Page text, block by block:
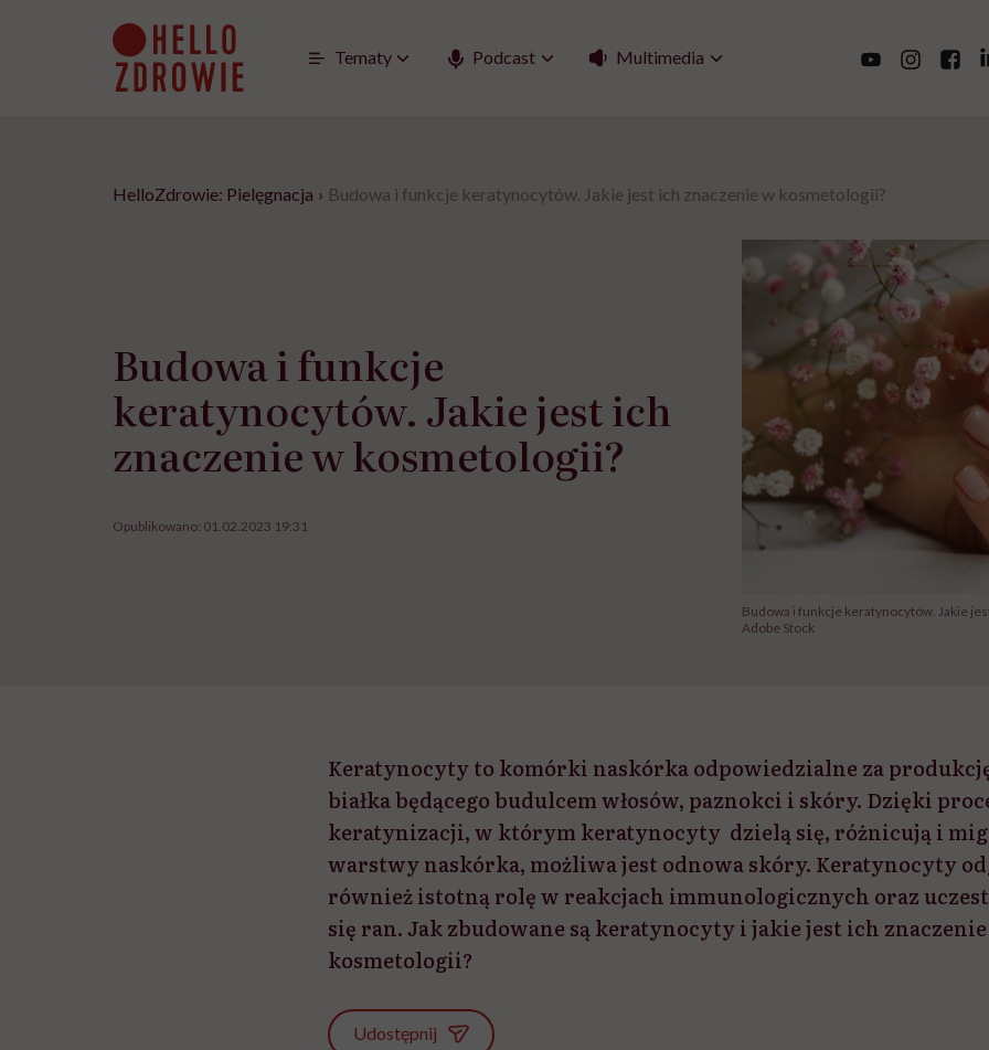
Tematy Podcast Multimedia
HelloZdrowie: Pielęgnacja › Budowa i funkcje keratynocytów. Jakie jest ich znaczenie w kosmetologii?
Budowa i funkcje
keratynocytów. Jakie jest ich
znaczenie w kosmetologii?
Opublikowano: 01.02.2023 19:31
Budowa i funkcje keratynocytów. Jakie
Adobe Stock
Keratynocyty to komórki naskórka odpowiedzialne za
białka będącego budulcem włosów, paznokci i skóry. Dzięki
keratynizacji, w którym keratynocyty dzielą się, różnicują i
warstwy naskórka, możliwa jest odnowa skóry. Keratynocyty
również istotną rolę w reakcjach immunologicznych oraz
się ran. Jak zbudowane są keratynocyty i jakie jest ich
kosmetologii?
Udostępnij